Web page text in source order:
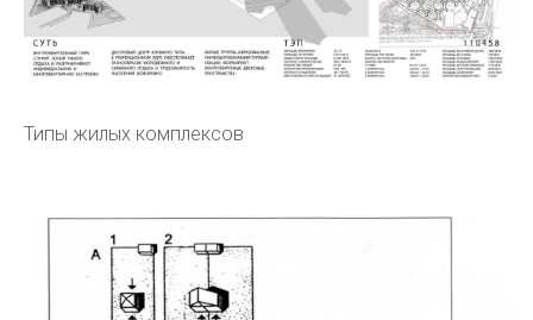
Типы жилых комплексов